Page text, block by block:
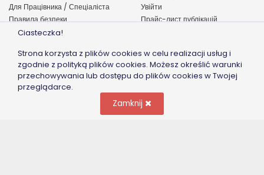
Ciasteczka!
Strona korzysta z plików cookies w celu realizacji usług i
zgodnie z polityką plików cookies. Możesz określić warunki
przechowywania lub dostępu do plików cookies w Twojej
przeglądarce.
Zamknij
Для Працівника / Спеціаліста
Правила безпеки
Реклама / Співпраця
Увійти
Прайс-лист публікацій
ПІДПИШІТЬСЯ НА NEWSLETTER
Зберегти
ЗНАЙДИ НАС НА